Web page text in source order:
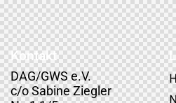
Kontakt
DAG/GWS e.V.
c/o Sabine Ziegler